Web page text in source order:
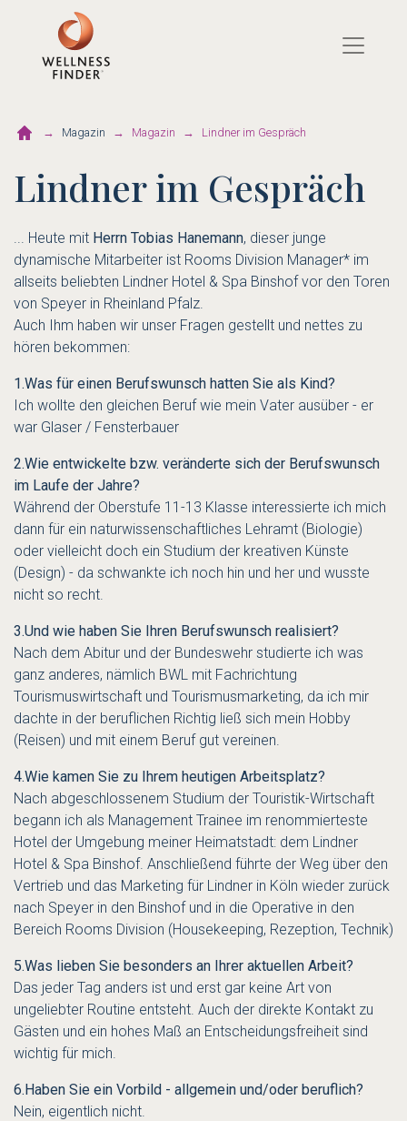
Magazin Magazin Lindner im Gespräch
Lindner im Gespräch
... Heute mit Herrn Tobias Hanemann, dieser junge
dynamische Mitarbeiter ist Rooms Division Manager* im
allseits beliebten Lindner Hotel & Spa Binshof vor den Toren
von Speyer in Rheinland Pfalz.
Auch Ihm haben wir unser Fragen gestellt und nettes zu
hören bekommen:
1.Was für einen Berufswunsch hatten Sie als Kind?
Ich wollte den gleichen Beruf wie mein Vater ausüber - er
war Glaser / Fensterbauer
2.Wie entwickelte bzw. veränderte sich der Berufswunsch
im Laufe der Jahre?
Während der Oberstufe 11-13 Klasse interessierte ich mich
dann für ein naturwissenschaftliches Lehramt (Biologie)
oder vielleicht doch ein Studium der kreativen Künste
(Design) - da schwankte ich noch hin und her und wusste
nicht so recht.
3.Und wie haben Sie Ihren Berufswunsch realisiert?
Nach dem Abitur und der Bundeswehr studierte ich was
ganz anderes, nämlich BWL mit Fachrichtung
Tourismuswirtschaft und Tourismusmarketing, da ich mir
dachte in der beruflichen Richtig ließ sich mein Hobby
(Reisen) und mit einem Beruf gut vereinen.
4.Wie kamen Sie zu Ihrem heutigen Arbeitsplatz?
Nach abgeschlossenem Studium der Touristik-Wirtschaft
begann ich als Management Trainee im renommierteste
Hotel der Umgebung meiner Heimatstadt: dem Lindner
Hotel & Spa Binshof. Anschließend führte der Weg über den
Vertrieb und das Marketing für Lindner in Köln wieder zurück
nach Speyer in den Binshof und in die Operative in den
Bereich Rooms Division (Housekeeping, Rezeption, Technik)
5.Was lieben Sie besonders an Ihrer aktuellen Arbeit?
Das jeder Tag anders ist und erst gar keine Art von
ungeliebter Routine entsteht. Auch der direkte Kontakt zu
Gästen und ein hohes Maß an Entscheidungsfreiheit sind
wichtig für mich.
6.Haben Sie ein Vorbild - allgemein und/oder beruflich?
Nein, eigentlich nicht.